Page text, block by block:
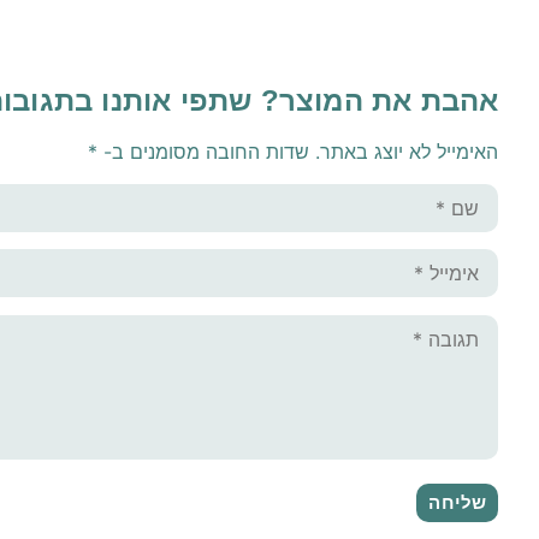
אהבת את המוצר? שתפי אותנו
האימייל לא יוצג באתר. שדות החובה מסומנים ב- *